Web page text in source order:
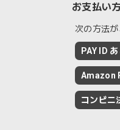
お支払い
次の方法が
PAY ID
Amazon
コンビニ